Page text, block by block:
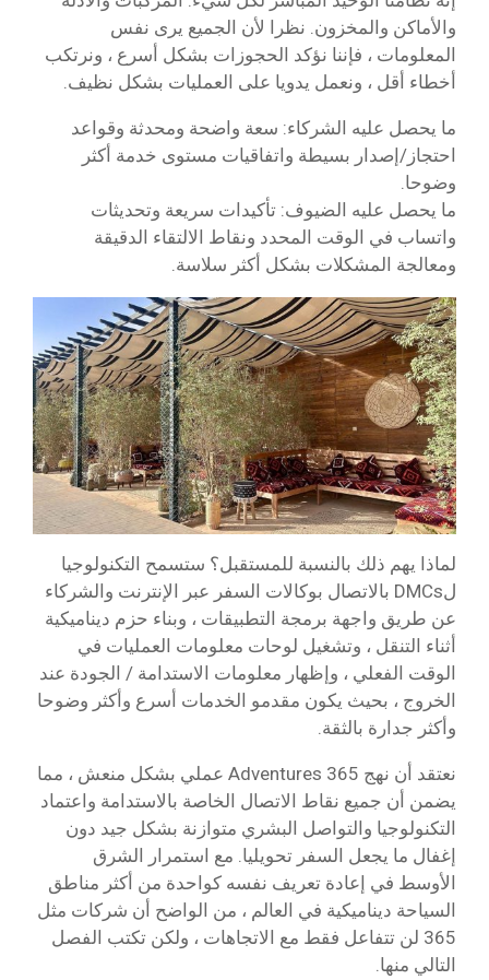
والأماكن والمخزون. نظرا لأن الجميع يرى نفس
المعلومات ، فإننا نؤكد الحجوزات بشكل أسرع ، ونرتكب
أخطاء أقل ، ونعمل يدويا على العمليات بشكل نظيف.
ما يحصل عليه الشركاء: سعة واضحة ومحدثة وقواعد
احتجاز/إصدار بسيطة واتفاقيات مستوى خدمة أكثر
وضوحا.
ما يحصل عليه الضيوف: تأكيدات سريعة وتحديثات
واتساب في الوقت المحدد ونقاط الالتقاء الدقيقة
ومعالجة المشكلات بشكل أكثر سلاسة.
لماذا يهم ذلك بالنسبة للمستقبل؟ ستسمح التكنولوجيا
لDMCs بالاتصال بوكالات السفر عبر الإنترنت والشركاء
عن طريق واجهة برمجة التطبيقات ، وبناء حزم ديناميكية
أثناء التنقل ، وتشغيل لوحات معلومات العمليات في
الوقت الفعلي ، وإظهار معلومات الاستدامة / الجودة عند
الخروج ، بحيث يكون مقدمو الخدمات أسرع وأكثر وضوحا
وأكثر جدارة بالثقة.
نعتقد أن نهج 365 Adventures عملي بشكل منعش ، مما
يضمن أن جميع نقاط الاتصال الخاصة بالاستدامة واعتماد
التكنولوجيا والتواصل البشري متوازنة بشكل جيد دون
إغفال ما يجعل السفر تحويليا. مع استمرار الشرق
الأوسط في إعادة تعريف نفسه كواحدة من أكثر مناطق
السياحة ديناميكية في العالم ، من الواضح أن شركات مثل
365 لن تتفاعل فقط مع الاتجاهات ، ولكن تكتب الفصل
التالي منها.